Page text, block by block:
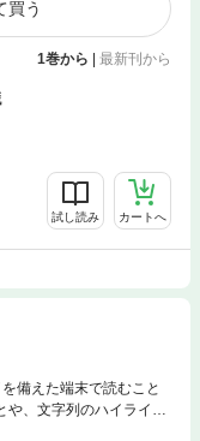
買う
1巻から 最新刊から
試し読み カートへ
備えた端末で読むこと
や、文字列のハイライ
ません。知っておきた